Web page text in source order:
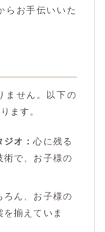
らお手伝いいた
ません。以下の
ます。
ジオ：心に残る
術で、お子様の
ろん、お子様の
揃えていま